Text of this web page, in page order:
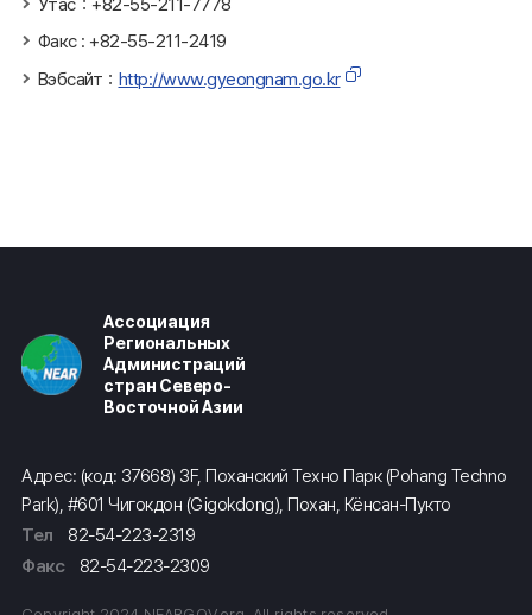
Факс : +82-55-211-2419
Вэбсайт： http://www.gyeongnam.go.kr
Ассоциация
Региональных
Администраций
стран Северо-
Восточной Азии
Адрес: (код: 37668) 3F, Поханский Техно Парк (Pohang Techno
Park), #601 Чигокдон (Gigokdong), Похан, Кёнсан-Пукто
Тел
82-54-223-2319
Факс
82-54-223-2309